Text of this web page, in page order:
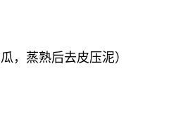
，蒸熟后去皮压泥）